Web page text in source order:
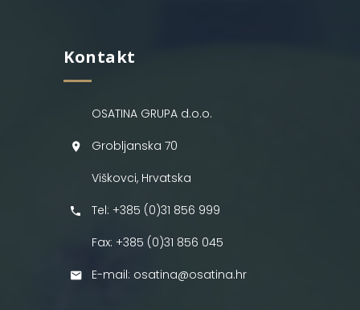
Kontakt
OSATINA GRUPA d.o.o.
Grobljanska 70
Viškovci, Hrvatska
Tel: +385 (0)31 856 999
Fax: +385 (0)31 856 045
E-mail: osatina@osatina.hr